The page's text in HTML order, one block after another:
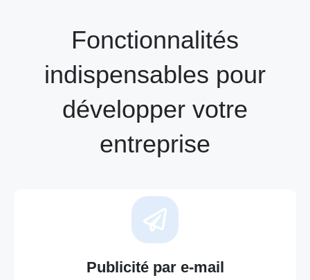
Fonctionnalités
indispensables pour
développer votre
entreprise
Publicité par e-mail